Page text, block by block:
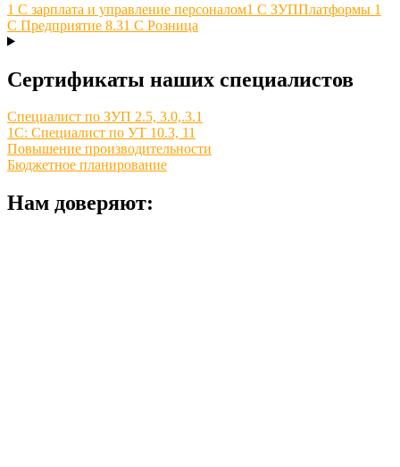
1 С зарплата и управление персоналом1 С ЗУППлатформы 1
С Предприятие 8.31 С Розница
Сертификаты наших специалистов
Специалист по ЗУП 2.5, 3.0,.3.1
1С: Специалист по УТ 10.3, 11
Повышение производительности
Бюджетное планирование
Нам доверяют: